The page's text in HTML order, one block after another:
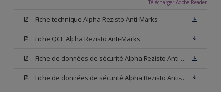
Télécharger Adobe Reader
Fiche technique Alpha Rezisto Anti-Marks
Fiche QCE Alpha Rezisto Anti-Marks
Fiche de données de sécurité Alpha Rezisto Anti-Marks Base W05
Fiche de données de sécurité Alpha Rezisto Anti-Marks Base N00